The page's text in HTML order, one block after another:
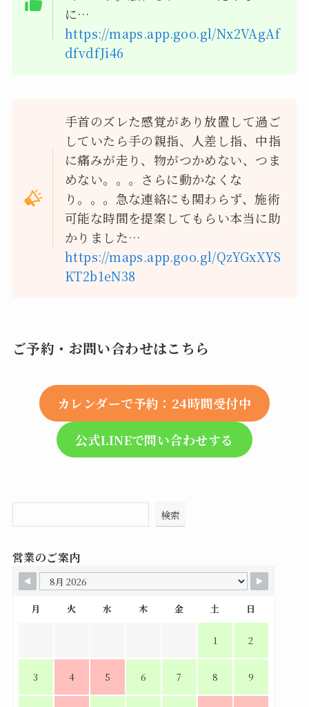
に…
https://maps.app.goo.gl/Nx2VAgAf
dfvdfJi46
手首のズレた感覚があり放置して過ご
していたら手の親指、人差し指、中指
に痛みが走り、物がつかめない、つま
めない。。。さらに動かなくな
り。。。急な連絡にも関わらず、施術
可能な時間を提案してもらい本当に助
かりました…
https://maps.app.goo.gl/QzYGxXYS
KT2b1eN38
ご予約・お問い合わせはこちら
カレンダーで予約：24時間受付中
公式LINEで問い合わせする
検索
営業のご案内
月 火 水 木 金 土 日
1 2
3 4 5 6 7 8 9